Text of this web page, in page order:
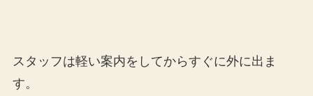
スタッフは軽い案内をしてからすぐに外に出ま
す。